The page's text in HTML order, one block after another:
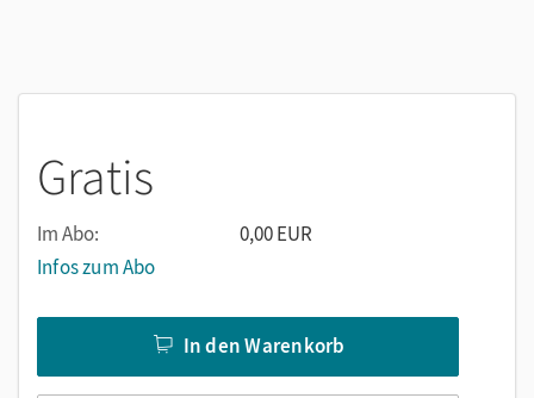
Gratis
Im Abo:
0,00 EUR
Infos zum Abo
In den Warenkorb